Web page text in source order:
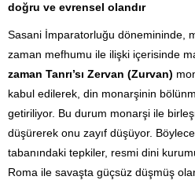
doğru ve evrensel olandır
Sasani İmparatorluğu dönemininde,
zaman mefhumu ile ilişki içerisinde
zaman Tanrı’sı Zervan (Zurvan)
kabul edilerek, din monarşinin
getiriliyor. Bu durum monarşi ile
düşürerek onu zayıf düşüyor.
tabanındaki tepkiler, resmi dini
Roma ile savaşta güçsüz düşmüş